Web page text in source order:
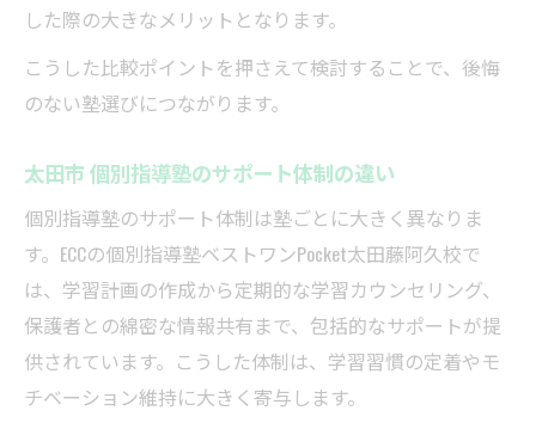
した際の大きなメリットとなります。
こうした比較ポイントを押さえて検討することで、後悔
のない塾選びにつながります。
太田市 個別指導塾のサポート体制の違い
個別指導塾のサポート体制は塾ごとに大きく異なりま
す。ECCの個別指導塾ベストワンPocket太田藤阿久校で
は、学習計画の作成から定期的な学習カウンセリング、
保護者との綿密な情報共有まで、包括的なサポートが提
供されています。こうした体制は、学習習慣の定着やモ
チベーション維持に大きく寄与します。